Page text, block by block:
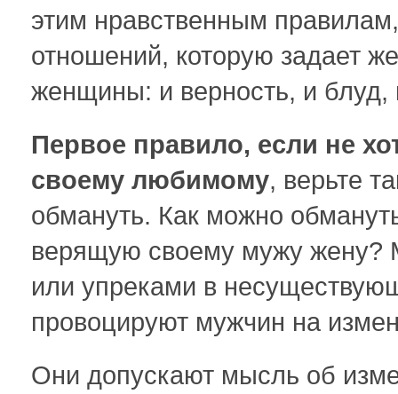
этим нравственным
отношений, которую задает
женщины: и верность, и
Первое правило, если не
своему любимому, верьте
обмануть. Как можно
верящую своему мужу жену?
или упреками в
провоцируют мужчин на
Они допускают мысль об